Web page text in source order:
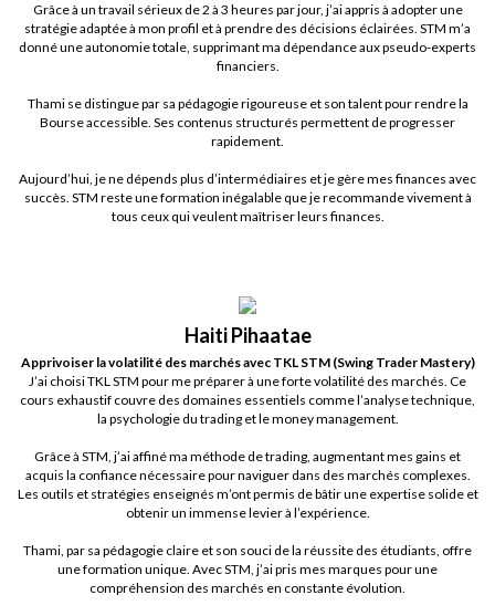
Grâce à un travail sérieux de 2 à 3 heures par jour, j’ai appris à adopter une
stratégie adaptée à mon profil et à prendre des décisions éclairées. STM m’a
donné une autonomie totale, supprimant ma dépendance aux pseudo-experts
financiers.
Thami se distingue par sa pédagogie rigoureuse et son talent pour rendre la
Bourse accessible. Ses contenus structurés permettent de progresser
rapidement.
Aujourd’hui, je ne dépends plus d’intermédiaires et je gère mes finances avec
succès. STM reste une formation inégalable que je recommande vivement à
tous ceux qui veulent maîtriser leurs finances.
Haiti Pihaatae
Apprivoiser la volatilité des marchés avec TKL STM (Swing Trader Mastery)
J’ai choisi TKL STM pour me préparer à une forte volatilité des marchés. Ce
cours exhaustif couvre des domaines essentiels comme l’analyse technique,
la psychologie du trading et le money management.
Grâce à STM, j’ai affiné ma méthode de trading, augmentant mes gains et
acquis la confiance nécessaire pour naviguer dans des marchés complexes.
Les outils et stratégies enseignés m’ont permis de bâtir une expertise solide et
obtenir un immense levier à l’expérience.
Thami, par sa pédagogie claire et son souci de la réussite des étudiants, offre
une formation unique. Avec STM, j’ai pris mes marques pour une
compréhension des marchés en constante évolution.